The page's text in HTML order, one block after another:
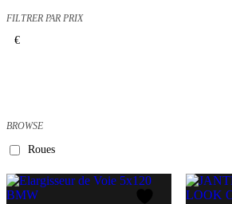
FILTRER PAR PRIX
€
BROWSE
Roues